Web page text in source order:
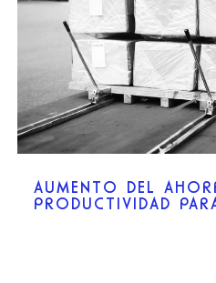
ACTIW AUTOMATIZÓ
PRODUCCIÓN DE